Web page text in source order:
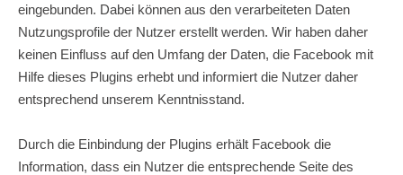
eingebunden. Dabei können aus den verarbeiteten Daten
Nutzungsprofile der Nutzer erstellt werden. Wir haben daher
keinen Einfluss auf den Umfang der Daten, die Facebook mit
Hilfe dieses Plugins erhebt und informiert die Nutzer daher
entsprechend unserem Kenntnisstand.
Durch die Einbindung der Plugins erhält Facebook die
Information, dass ein Nutzer die entsprechende Seite des